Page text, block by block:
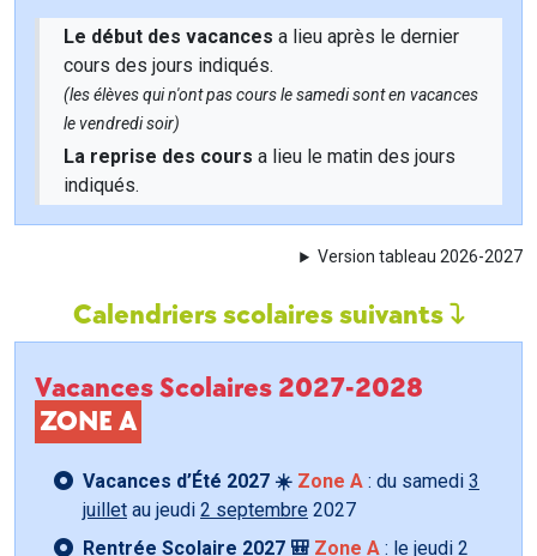
Le début des vacances a lieu après le dernier
cours des jours indiqués.
(les élèves qui n'ont pas cours le samedi sont en vacances
le vendredi soir)
La reprise des cours a lieu le matin des jours
indiqués.
Version tableau 2026-2027
Calendriers scolaires suivants
Vacances Scolaires 2027-2028
ZONE A
Vacances d’Été 2027 ☀️ Zone A : du samedi 3
juillet au jeudi 2 septembre 2027
Rentrée Scolaire 2027 🎒 Zone A : le jeudi 2